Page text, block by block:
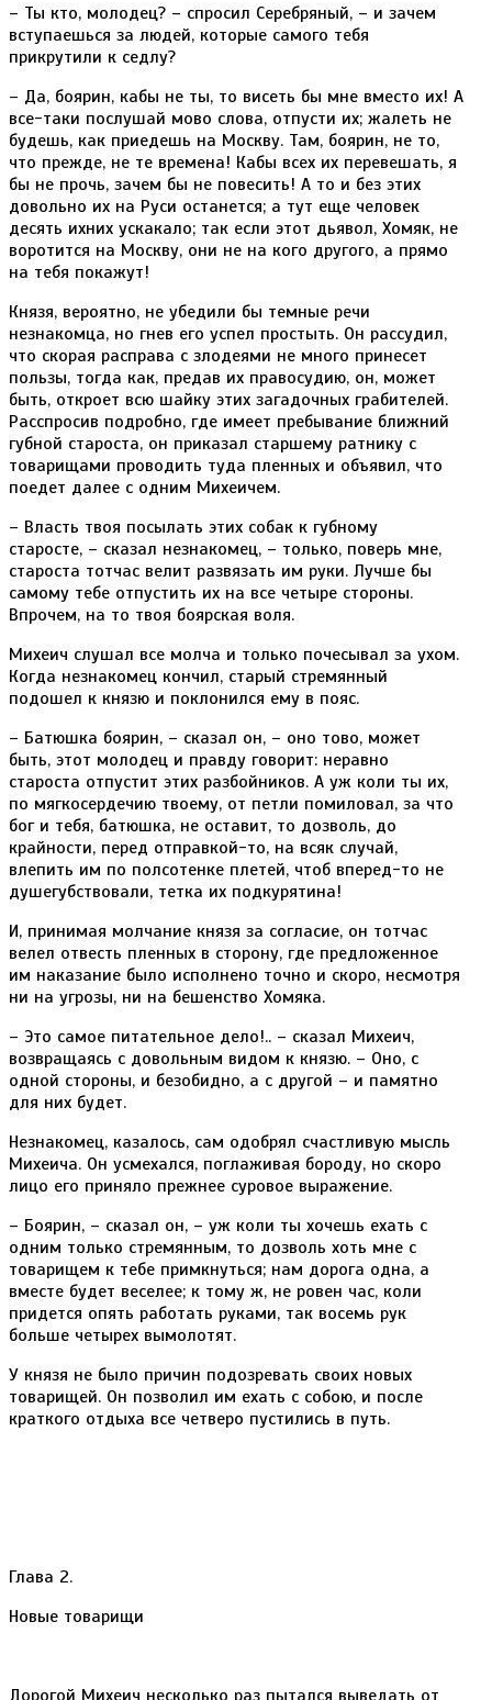
– Ты кто, молодец? – спросил Серебряный, – и зачем
вступаешься за людей, которые самого тебя
прикрутили к седлу?
– Да, боярин, кабы не ты, то висеть бы мне вместо их! А
все-таки послушай мово слова, отпусти их; жалеть не
будешь, как приедешь на Москву. Там, боярин, не то,
что прежде, не те времена! Кабы всех их перевешать, я
бы не прочь, зачем бы не повесить! А то и без этих
довольно их на Руси останется; а тут еще человек
десять ихних ускакало; так если этот дьявол, Хомяк, не
воротится на Москву, они не на кого другого, а прямо
на тебя покажут!
Князя, вероятно, не убедили бы темные речи
незнакомца, но гнев его успел простыть. Он рассудил,
что скорая расправа с злодеями не много принесет
пользы, тогда как, предав их правосудию, он, может
быть, откроет всю шайку этих загадочных грабителей.
Расспросив подробно, где имеет пребывание ближний
губной староста, он приказал старшему ратнику с
товарищами проводить туда пленных и объявил, что
поедет далее с одним Михеичем.
– Власть твоя посылать этих собак к губному
старосте, – сказал незнакомец, – только, поверь мне,
староста тотчас велит развязать им руки. Лучше бы
самому тебе отпустить их на все четыре стороны.
Впрочем, на то твоя боярская воля.
Михеич слушал все молча и только почесывал за ухом.
Когда незнакомец кончил, старый стремянный
подошел к князю и поклонился ему в пояс.
– Батюшка боярин, – сказал он, – оно тово, может
быть, этот молодец и правду говорит: неравно
староста отпустит этих разбойников. А уж коли ты их,
по мягкосердечию твоему, от петли помиловал, за что
бог и тебя, батюшка, не оставит, то дозволь, до
крайности, перед отправкой-то, на всяк случай,
влепить им по полсотенке плетей, чтоб вперед-то не
душегубствовали, тетка их подкурятина!
И, принимая молчание князя за согласие, он тотчас
велел отвесть пленных в сторону, где предложенное
им наказание было исполнено точно и скоро, несмотря
ни на угрозы, ни на бешенство Хомяка.
– Это самое питательное дело!.. – сказал Михеич,
возвращаясь с довольным видом к князю. – Оно, с
одной стороны, и безобидно, а с другой – и памятно
для них будет.
Незнакомец, казалось, сам одобрял счастливую мысль
Михеича. Он усмехался, поглаживая бороду, но скоро
лицо его приняло прежнее суровое выражение.
– Боярин, – сказал он, – уж коли ты хочешь ехать с
одним только стремянным, то дозволь хоть мне с
товарищем к тебе примкнуться; нам дорога одна, а
вместе будет веселее; к тому ж, не ровен час, коли
придется опять работать руками, так восемь рук
больше четырех вымолотят.
У князя не было причин подозревать своих новых
товарищей. Он позволил им ехать с собою, и после
краткого отдыха все четверо пустились в путь.
Глава 2.
Новые товарищи
Дорогой Михеич несколько раз пытался выведать от